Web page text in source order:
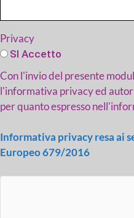
Privacy
SI Accetto
Con l'invio del presente
l'informativa privacy ed
per quanto espresso
Informativa privacy resa ai
Europeo 679/2016